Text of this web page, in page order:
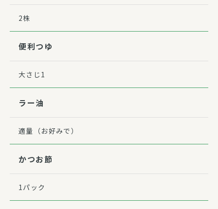
2株
便利つゆ
大さじ1
ラー油
適量（お好みで）
かつお節
1パック